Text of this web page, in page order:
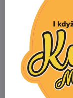
Prodejna
+420 607
Email